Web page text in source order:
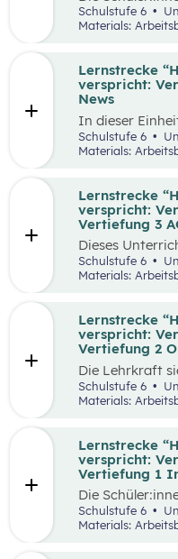
Schulstufe 6
Materials:
Lernstrecke
verspricht:
News
In dieser
die Inhalte der
verspricht –
Schulstufe 6
Materials:
Lernstrecke
verspricht:
Vertiefung 3
Dieses
Gruppenarbeit,
mit
Schulstufe 6
Materials:
Lernstrecke
verspricht:
Vertiefung 2
Die Lehrkraft
zum Einstieg
Online-
Schulstufe 6
Materials:
Lernstrecke
verspricht:
Vertiefung 1
Die
Schulstufe 6
Materials: